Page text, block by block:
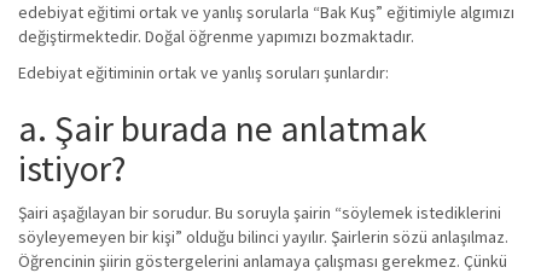
edebiyat eğitimi ortak ve yanlış sorularla “Bak Kuş” eğitimiyle algımızı
değiştirmektedir. Doğal öğrenme yapımızı bozmaktadır.
Edebiyat eğitiminin ortak ve yanlış soruları şunlardır:
a. Şair burada ne anlatmak
istiyor?
Şairi aşağılayan bir sorudur. Bu soruyla şairin “söylemek istediklerini
söyleyemeyen bir kişi” olduğu bilinci yayılır. Şairlerin sözü anlaşılmaz.
Öğrencinin şiirin göstergelerini anlamaya çalışması gerekmez. Çünkü